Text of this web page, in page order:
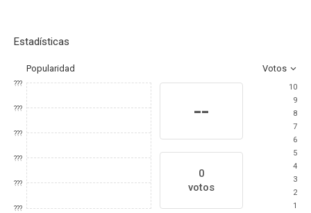
Estadísticas
Popularidad Votos
???
???
???
???
???
???
--
0
votos
10
9
8
7
6
5
4
3
2
1